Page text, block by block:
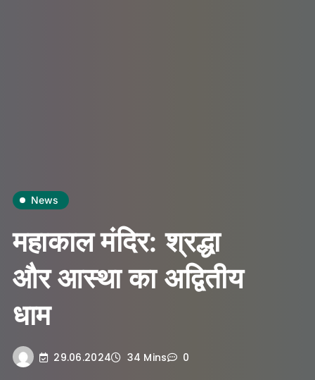
News
महाकाल मंदिर: श्रद्धा
और आस्था का अद्वितीय
धाम
29.06.2024 34 Mins 0